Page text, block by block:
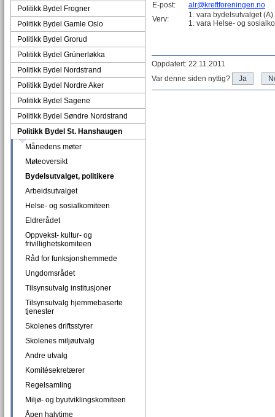
Politikk Bydel Frogner
Politikk Bydel Gamle Oslo
Politikk Bydel Grorud
Politikk Bydel Grünerløkka
Politikk Bydel Nordstrand
Politikk Bydel Nordre Aker
Politikk Bydel Sagene
Politikk Bydel Søndre Nordstrand
Politikk Bydel St. Hanshaugen
Månedens møter
Møteoversikt
Bydelsutvalget, politikere
Arbeidsutvalget
Helse- og sosialkomiteen
Eldrerådet
Oppvekst- kultur- og
frivillighetskomiteen
Råd for funksjonshemmede
Ungdomsrådet
Tilsynsutvalg institusjoner
Tilsynsutvalg hjemmebaserte
tjenester
Skolenes driftsstyrer
Skolenes miljøutvalg
Andre utvalg
Komitésekretærer
Regelsamling
Miljø- og byutviklingskomiteen
Åpen halvtime
E-post:
alr@kreftforeningen.no
Verv:
1. vara bydelsutvalget (A)
1. vara Helse- og
Oppdatert: 22.11.2011
Var denne siden nyttig?
Ja